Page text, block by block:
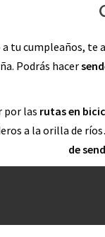
tu cumpleaños, te
Podrás hacer
por las rutas en
a la orilla de
de